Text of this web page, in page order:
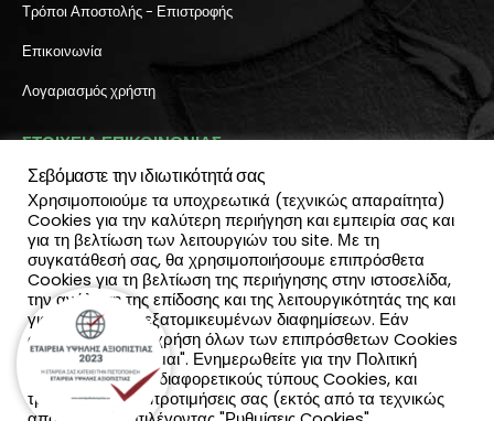
Τρόποι Αποστολής - Επιστροφής
Επικοινωνία
Λογαριασμός χρήστη
ΣΤΟΙΧΕΙΑ ΕΠΙΚΟΙΝΩΝΙΑΣ
Διεύθυνση:
Πύλη Ιησού 6, Ηράκλειο Κρήτης
ΤΗΛΕΦΩΝΟ:
2810 300 657, 2810 390 668
(Viber & Watsapp): 6940812064
EMAIL:
info@katadromeasclub.gr
SOCIAL
Σεβόμαστε την ιδιωτικότητά σας
Χρησιμοποιούμε τα υποχρεωτικά (τεχνικώς απαραίτητα)
Cookies για την καλύτερη περιήγηση και εμπειρία σας και
για τη βελτίωση των λειτουργιών του site. Με τη
συγκατάθεσή σας, θα χρησιμοποιήσουμε επιπρόσθετα
Cookies για τη βελτίωση της περιήγησης στην ιστοσελίδα,
την ανάλυση της επίδοσης και της λειτουργικότητάς της και
για την παροχή εξατομικευμένων διαφημίσεων. Εάν
συμφωνείς με τη χρήση όλων των επιπρόσθετων Cookies
επίλεξε "Αποδέχομαι". Ενημερωθείτε για την Πολιτική
Cookies και τους διαφορετικούς τύπους Cookies, και
τροποποίησε τις προτιμήσεις σας (εκτός από τα τεχνικώς